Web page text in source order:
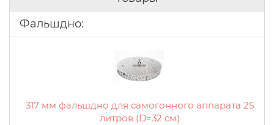
Фальшдно:
317 мм фальшдно для самогонного аппарата 25
литров (D=32 см)